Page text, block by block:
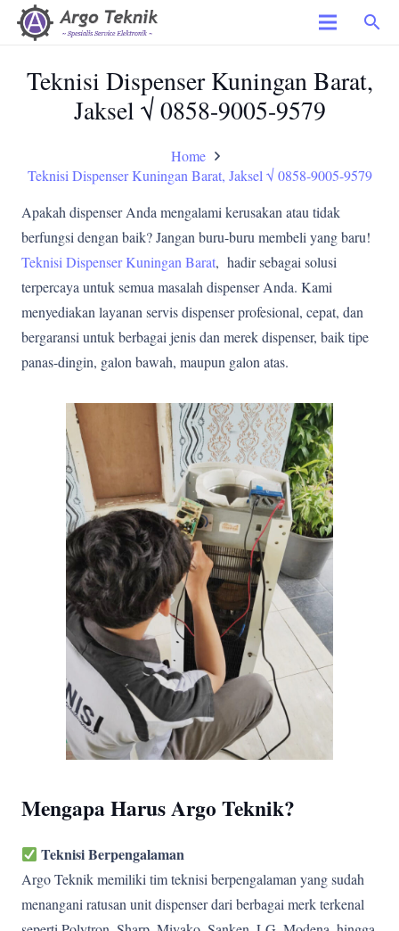
search
Teknisi Dispenser Kuningan Barat,
Jaksel √ 0858-9005-9579
Home
Teknisi Dispenser Kuningan Barat, Jaksel √ 0858-9005-9579
Apakah dispenser Anda mengalami kerusakan atau tidak
berfungsi dengan baik? Jangan buru-buru membeli yang baru!
Teknisi Dispenser Kuningan Barat, hadir sebagai solusi
terpercaya untuk semua masalah dispenser Anda. Kami
menyediakan layanan servis dispenser profesional, cepat, dan
bergaransi untuk berbagai jenis dan merek dispenser, baik tipe
panas-dingin, galon bawah, maupun galon atas.
Mengapa Harus Argo Teknik?
Teknisi Berpengalaman
Argo Teknik memiliki tim teknisi berpengalaman yang sudah
menangani ratusan unit dispenser dari berbagai merk terkenal